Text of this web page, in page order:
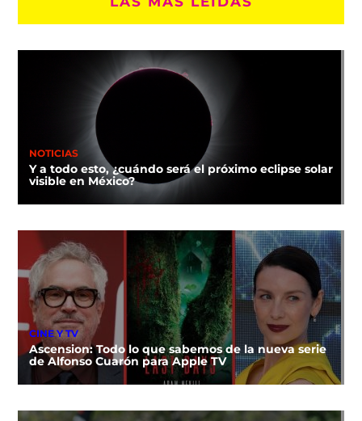
NOTICIAS
Y a todo esto, ¿cuándo será el próximo eclipse solar
visible en México?
CINE Y TV
Ascension: Todo lo que sabemos de la nueva serie
de Alfonso Cuarón para Apple TV